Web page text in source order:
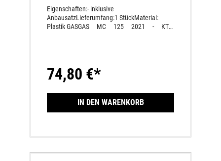
Eigenschaften:- inklusive
AnbausatzLieferumfang:1 StückMaterial:
Plastik GASGAS MC 125 2021 - KTM
74,80 €*
IN DEN WARENKORB